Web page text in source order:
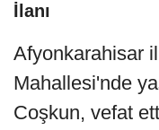
İlanı
Afyonkarahisar
Mahallesi'nde
Coşkun, vefat